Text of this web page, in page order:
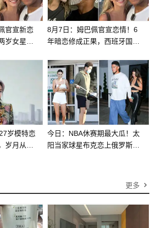
官宣新恋
岁女星，
8月7日：姆巴佩官宣恋情！6
年暗恋修成正果，西班牙国民
岁模特恋
岁月从不
今日：NBA休赛期最大瓜！太
阳当家球星布克恋上俄罗斯超
更多